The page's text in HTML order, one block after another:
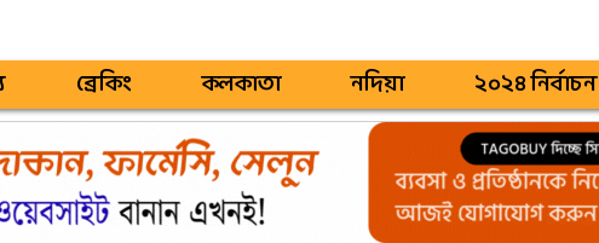
ব্রেকিং কলকাতা নদিয়া ২০২৪ নির্বাচন